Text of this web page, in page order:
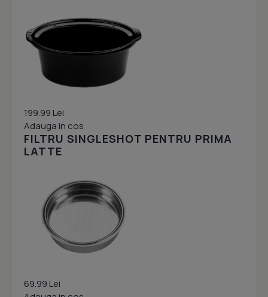
199.99 Lei
Adauga in cos
FILTRU SINGLESHOT PENTRU PRIMA
LATTE
69.99 Lei